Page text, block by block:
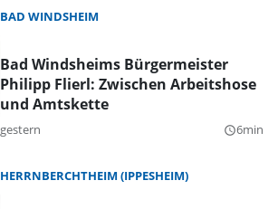
BAD WINDSHEIM
Bad Windsheims Bürgermeister
Philipp Flierl: Zwischen Arbeitshose
und Amtskette
gestern query_builder6min
HERRNBERCHTHEIM (IPPESHEIM)